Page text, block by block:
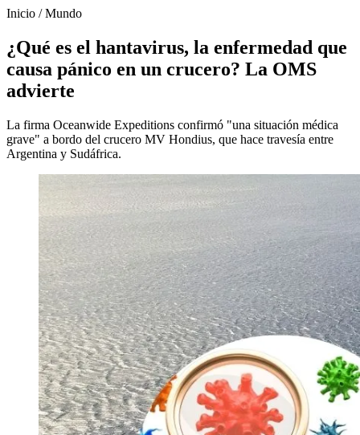
Inicio /Mundo
¿Qué es el hantavirus, la enfermedad que
causa pánico en un crucero? La OMS
advierte
La firma Oceanwide Expeditions confirmó "una situación médica
grave" a bordo del crucero MV Hondius, que hace travesía entre
Argentina y Sudáfrica.